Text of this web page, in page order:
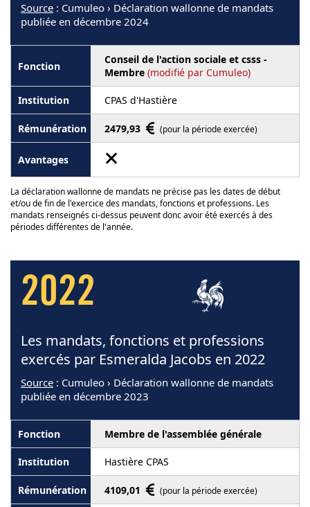
Source : Cumuleo › Déclaration wallonne de mandats
publiée en décembre 2024
Conseil de l'action sociale et csss -
Membre (modifié par Cumuleo)
CPAS d'Hastière
2479,93 (pour la période exercée)
La déclaration wallonne de mandats ne précise pas les dates de début
et/ou de fin de l'exercice des mandats, fonctions et professions. Les
mandats renseignés ci-dessus peuvent donc avoir été exercés à des
périodes différentes de l'année.
2022
Les mandats, fonctions et professions
exercés par Esmeralda Jacobs en 2022
Source : Cumuleo › Déclaration wallonne de mandats
publiée en décembre 2023
Membre de l'assemblée générale
Hastière CPAS
4109,01 (pour la période exercée)